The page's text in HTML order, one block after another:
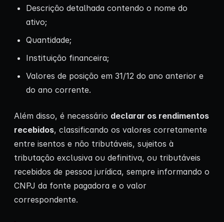
Descrição detalhada contendo o nome do
ativo;
Quantidade;
Instituição financeira;
Valores de posição em 31/12 do ano anterior e
do ano corrente.
Além disso, é necessário declarar os rendimentos
recebidos, classificando os valores corretamente
entre isentos e não tributáveis, sujeitos à
tributação exclusiva ou definitiva, ou tributáveis
recebidos de pessoa jurídica, sempre informando o
CNPJ da fonte pagadora e o valor
correspondente.